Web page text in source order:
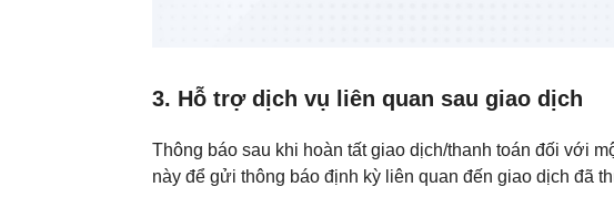
3. Hỗ trợ dịch vụ liên quan sau giao dịch
Thông báo sau khi hoàn tất giao dịch/thanh toán đối với
này để gửi thông báo định kỳ liên quan đến giao dịch đã